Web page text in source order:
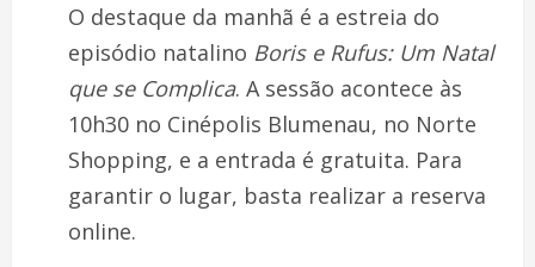
O destaque da manhã é a estreia do
episódio natalino Boris e Rufus: Um Natal
que se Complica. A sessão acontece às
10h30 no Cinépolis Blumenau, no Norte
Shopping, e a entrada é gratuita. Para
garantir o lugar, basta realizar a reserva
online.